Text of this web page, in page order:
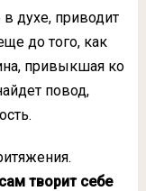
духе, приводит
до того, как
привыкшая ко
повод,
творит себе